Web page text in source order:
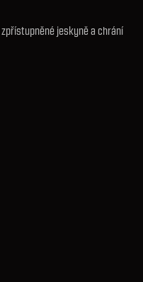
jeskyně a chrání